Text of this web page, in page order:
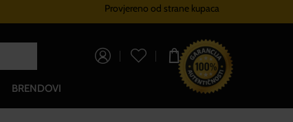
Sustav vjernostiProvjereno od strane kupaca
0,00 €
BRENDOVI